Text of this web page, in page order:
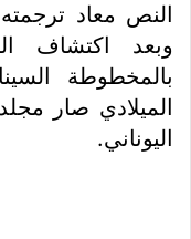
النص معاد ترجمته
وبعد اكتشاف
بالمخطوطة
الميلادي صار
اليوناني.